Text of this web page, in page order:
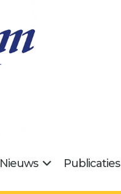
Nieuws Publicaties